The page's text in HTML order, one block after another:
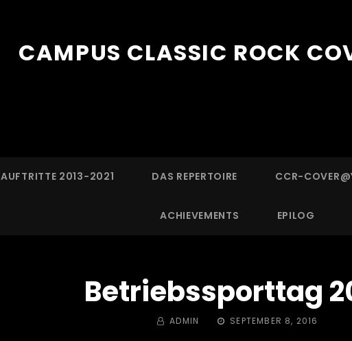
CAMPUS CLASSIC ROCK
AUFTRITTE 2013-2021 DAS REPERTOIRE CCR-
ACHIEVEMENTS EPILOG
Betriebssporttag
BY ADMIN
POSTED
SEPTEMBER 8, 2016